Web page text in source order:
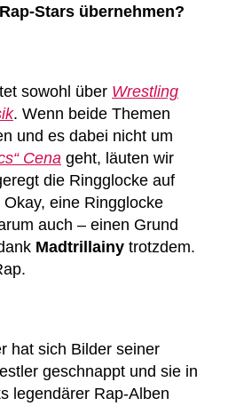
Stars übernehmen?
sowohl über Wrestling
. Wenn beide Themen
und es dabei nicht um
Cena geht, läuten wir
die Ringglocke auf
eine Ringglocke
auch – einen Grund
Madtrillainy trotzdem.
hat sich Bilder seiner
geschnappt und sie in
legendärer Rap-Alben